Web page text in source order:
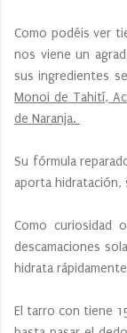
Como podéis ver
nos viene un
sus ingredientes
Monoi de Tahití,
de Naranja.
Su fórmula
aporta hidratación,
Como curiosidad
descamaciones
hidrata
El tarro con tiene